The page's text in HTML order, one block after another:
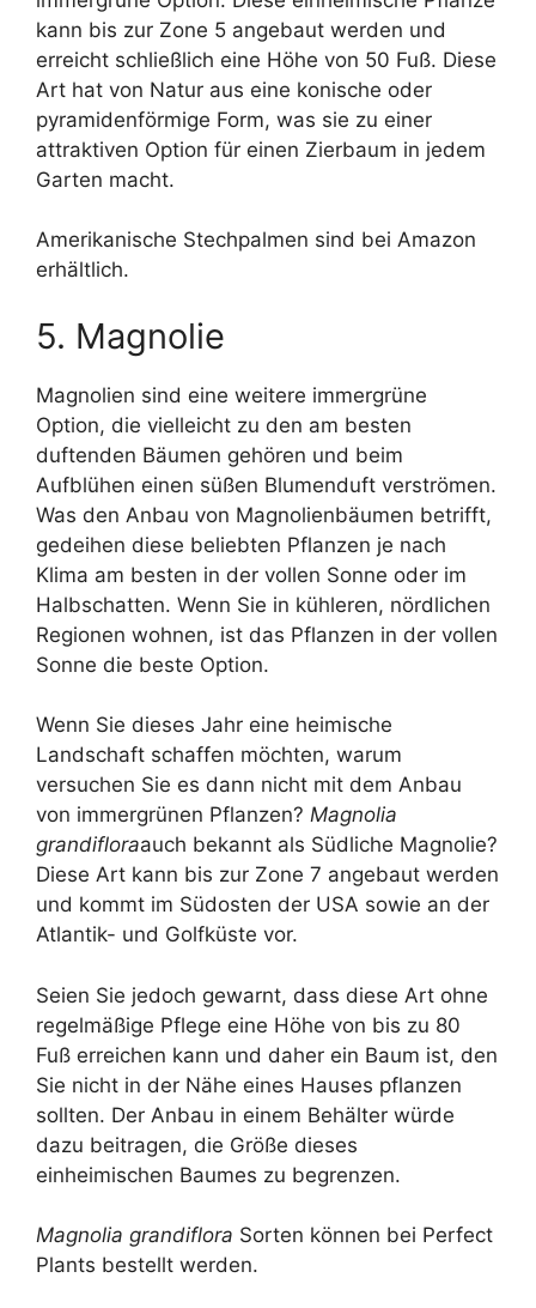
kann bis zur Zone 5 angebaut werden und
erreicht schließlich eine Höhe von 50 Fuß. Diese
Art hat von Natur aus eine konische oder
pyramidenförmige Form, was sie zu einer
attraktiven Option für einen Zierbaum in jedem
Garten macht.
Amerikanische Stechpalmen sind bei Amazon
erhältlich.
5. Magnolie
Magnolien sind eine weitere immergrüne
Option, die vielleicht zu den am besten
duftenden Bäumen gehören und beim
Aufblühen einen süßen Blumenduft verströmen.
Was den Anbau von Magnolienbäumen betrifft,
gedeihen diese beliebten Pflanzen je nach
Klima am besten in der vollen Sonne oder im
Halbschatten. Wenn Sie in kühleren, nördlichen
Regionen wohnen, ist das Pflanzen in der vollen
Sonne die beste Option.
Wenn Sie dieses Jahr eine heimische
Landschaft schaffen möchten, warum
versuchen Sie es dann nicht mit dem Anbau
von immergrünen Pflanzen? Magnolia
grandifloraauch bekannt als Südliche Magnolie?
Diese Art kann bis zur Zone 7 angebaut werden
und kommt im Südosten der USA sowie an der
Atlantik- und Golfküste vor.
Seien Sie jedoch gewarnt, dass diese Art ohne
regelmäßige Pflege eine Höhe von bis zu 80
Fuß erreichen kann und daher ein Baum ist, den
Sie nicht in der Nähe eines Hauses pflanzen
sollten. Der Anbau in einem Behälter würde
dazu beitragen, die Größe dieses
einheimischen Baumes zu begrenzen.
Magnolia grandiflora Sorten können bei Perfect
Plants bestellt werden.